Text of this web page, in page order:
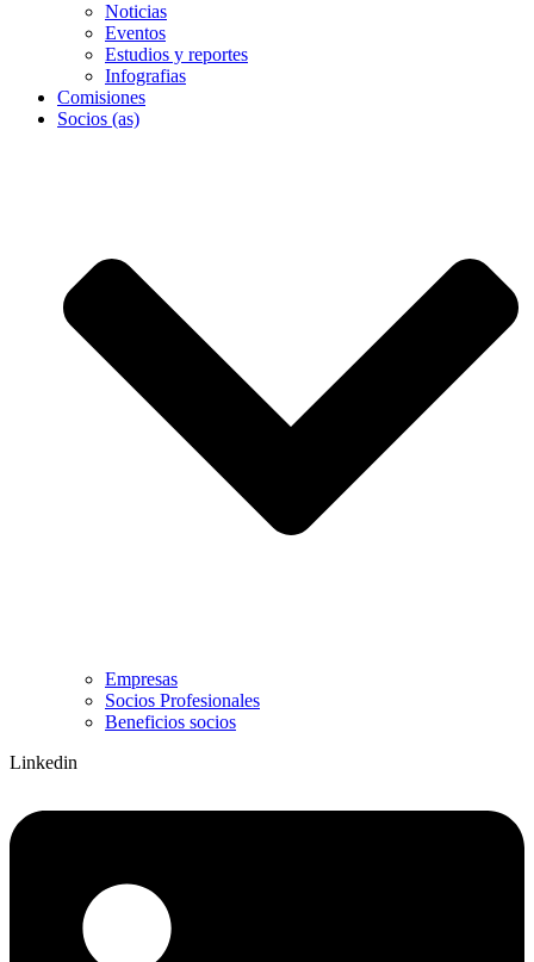
Noticias
Eventos
Estudios y reportes
Infografias
Comisiones
Socios (as)
Empresas
Socios Profesionales
Beneficios socios
Linkedin